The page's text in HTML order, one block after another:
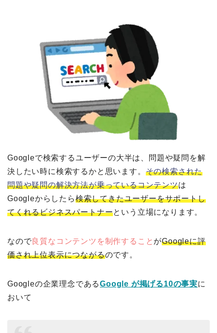
Googleで検索するユーザーの大半は、問題や疑問を解
決したい時に検索するかと思います。 その検索された
問題や疑問の解決方法が乗っているコンテンツは
Googleからしたら検索してきたユーザーをサポートし
てくれるビジネスパートナーという立場になります。
なので良質なコンテンツを制作すること がGoogleに評
価され上位表示につながるのです。
Googleの企業理念であるGoogle が掲げる10の事実に
おいて